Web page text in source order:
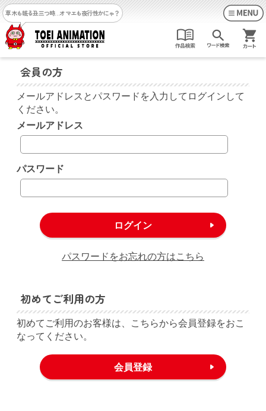
草木も眠る丑三つ時…オマエも夜行性かにゃ？
会員の方
メールアドレスとパスワードを入力してログインして
ください。
メールアドレス
パスワード
パスワードをお忘れの方はこちら
初めてご利用の方
初めてご利用のお客様は、こちらから会員登録をおこ
なってください。